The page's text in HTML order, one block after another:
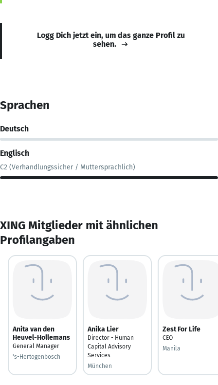
Logg Dich jetzt ein, um das ganze Profil zu
sehen.
Sprachen
Deutsch
Englisch
C2 (Verhandlungssicher / Muttersprachlich)
XING Mitglieder mit ähnlichen
Profilangaben
Anita van den
Heuvel-Hollemans
General Manager
's-Hertogenbosch
Anika Lier
Director - Human
Capital Advisory
Services
München
Zest For Life
CEO
Manila